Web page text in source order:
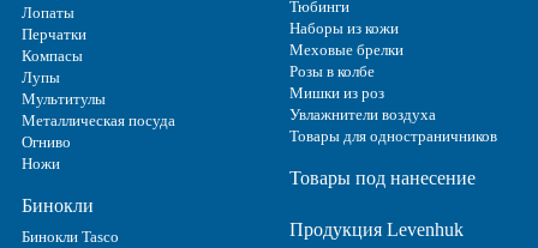
Лопаты
Перчатки
Компасы
Лупы
Мультитулы
Металлическая посуда
Огниво
Ножи
Бинокли
Бинокли Tasco
Тюбинги
Наборы из кожи
Меховые брелки
Розы в колбе
Мишки из роз
Увлажнители воздуха
Товары для одностраничников
Товары под нанесение
Продукция Levenhuk